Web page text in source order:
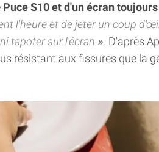
Puce S10 et d'un écran
l'heure et de jeter un coup
tapoter sur l'écran
. D'après
résistant aux fissures que la